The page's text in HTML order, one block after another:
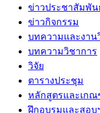
ข่าวประชาสัมพัน
ข่าวกิจกรรม
บทความและงาน
บทความวิชาการ
วิจัย
ตารางประชุม
หลักสูตรและเก
ฝึกอบรมและสอบ